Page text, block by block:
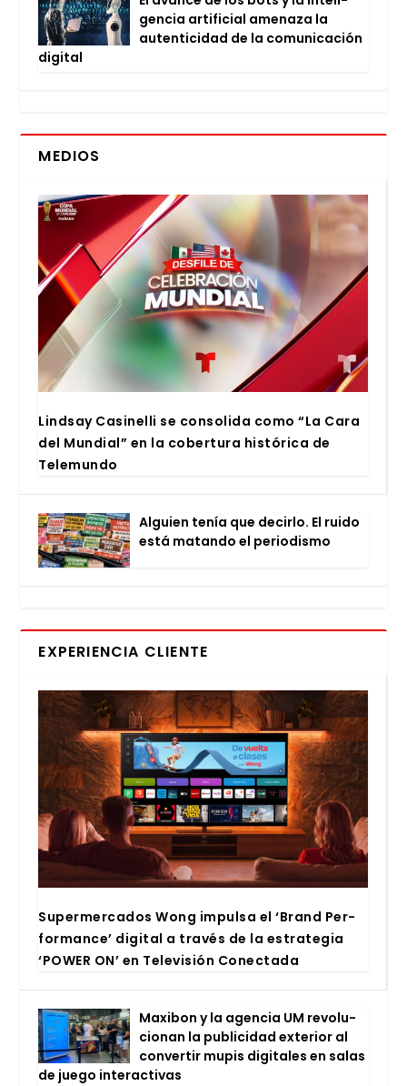
gen­cia arti­fi­cial ame­na­za la
auten­ti­ci­dad de la comu­ni­ca­ción
digi­tal
MEDIOS
Lind­say Casi­ne­lli se con­so­li­da como “La Cara
del Mun­dial” en la cober­tu­ra his­tó­ri­ca de
Tele­mun­do
Alguien tenía que decir­lo. El rui­do
está matan­do el perio­dis­mo
EXPERIENCIA CLIENTE
Super­mer­ca­dos Wong impul­sa el ‘Brand Per­
for­man­ce’ digi­tal a tra­vés de la estra­te­gia
‘POWER ON’ en Tele­vi­sión Conec­ta­da
Maxi­bon y la agen­cia UM revo­lu­
cio­nan la publi­ci­dad exte­rior al
con­ver­tir mupis digi­ta­les en salas
de jue­go inter­ac­ti­vas